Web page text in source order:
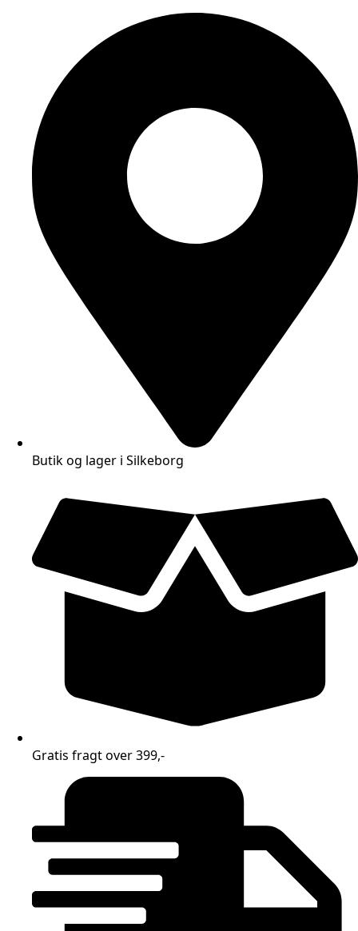
Butik og lager i Silkeborg
Gratis fragt over 399,-